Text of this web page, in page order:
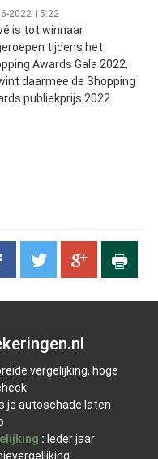
2022 15:22
is tot winnaar
tijdens het
Awards Gala 2022,
daarmee de Shopping
publiekprijs 2022.
vergelijking, hoge
je autoschade laten
: Ieder jaar